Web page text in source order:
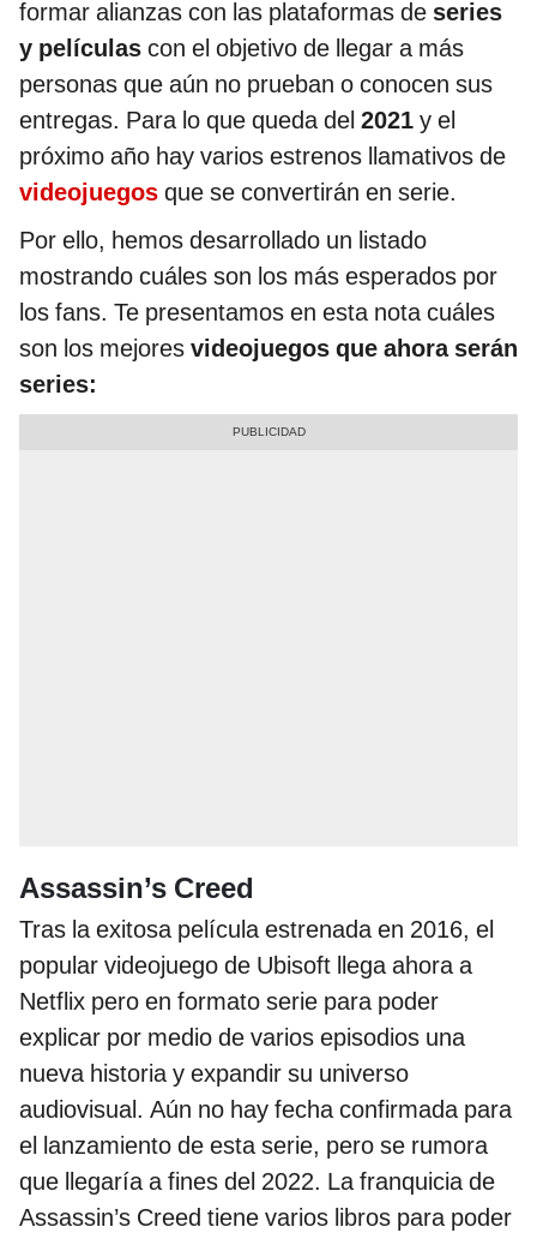
formar alianzas con las plataformas de series
y películas con el objetivo de llegar a más
personas que aún no prueban o conocen sus
entregas. Para lo que queda del 2021 y el
próximo año hay varios estrenos llamativos de
videojuegos que se convertirán en serie.
Por ello, hemos desarrollado un listado
mostrando cuáles son los más esperados por
los fans. Te presentamos en esta nota cuáles
son los mejores videojuegos que ahora serán
series:
Assassin’s Creed
Tras la exitosa película estrenada en 2016, el
popular videojuego de Ubisoft llega ahora a
Netflix pero en formato serie para poder
explicar por medio de varios episodios una
nueva historia y expandir su universo
audiovisual. Aún no hay fecha confirmada para
el lanzamiento de esta serie, pero se rumora
que llegaría a fines del 2022. La franquicia de
Assassin’s Creed tiene varios libros para poder